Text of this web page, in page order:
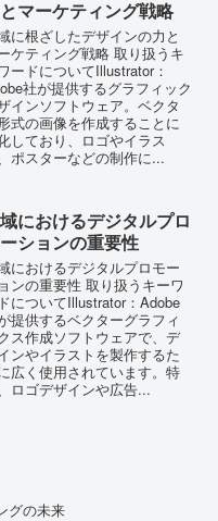
マーケティング戦略
に根ざしたデザインの力と
ケティング戦略 取り扱うキ
ードについてIllustrator：
社が提供するグラフィック
インソフトウェア。ベクタ
式の画像を作成することに
しており、ロゴやイラス
ポスターなどの制作に...
におけるデジタルプロ
ションの重要性
におけるデジタルプロモー
ンの重要性 取り扱うキーワ
についてIllustrator：Adobe
提供するベクターグラフィ
ス作成ソフトウェアで、デ
ンやイラストを製作するた
広く使用されています。特
ロゴデザインや広告...
グの未来